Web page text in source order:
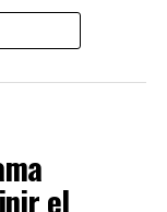
Ecuador en
gente decir: ¿te
No
dejar
el